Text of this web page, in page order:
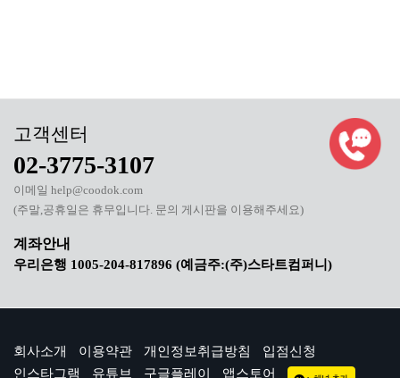
02-3775-3107
이메일 help@coodok.com
(주말,공휴일은 휴무입니다. 문의 게시판을 이용해주세요)
우리은행 1005-204-817896 (예금주:(주)스타트컴퍼니)
회사소개 이용약관 개인정보취급방침
입점신청
인스타그램
유튜브 구글플레이 앱스토어